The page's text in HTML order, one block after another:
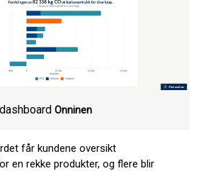
Onninen
får kundene oversikt
en rekke produkter, og flere blir